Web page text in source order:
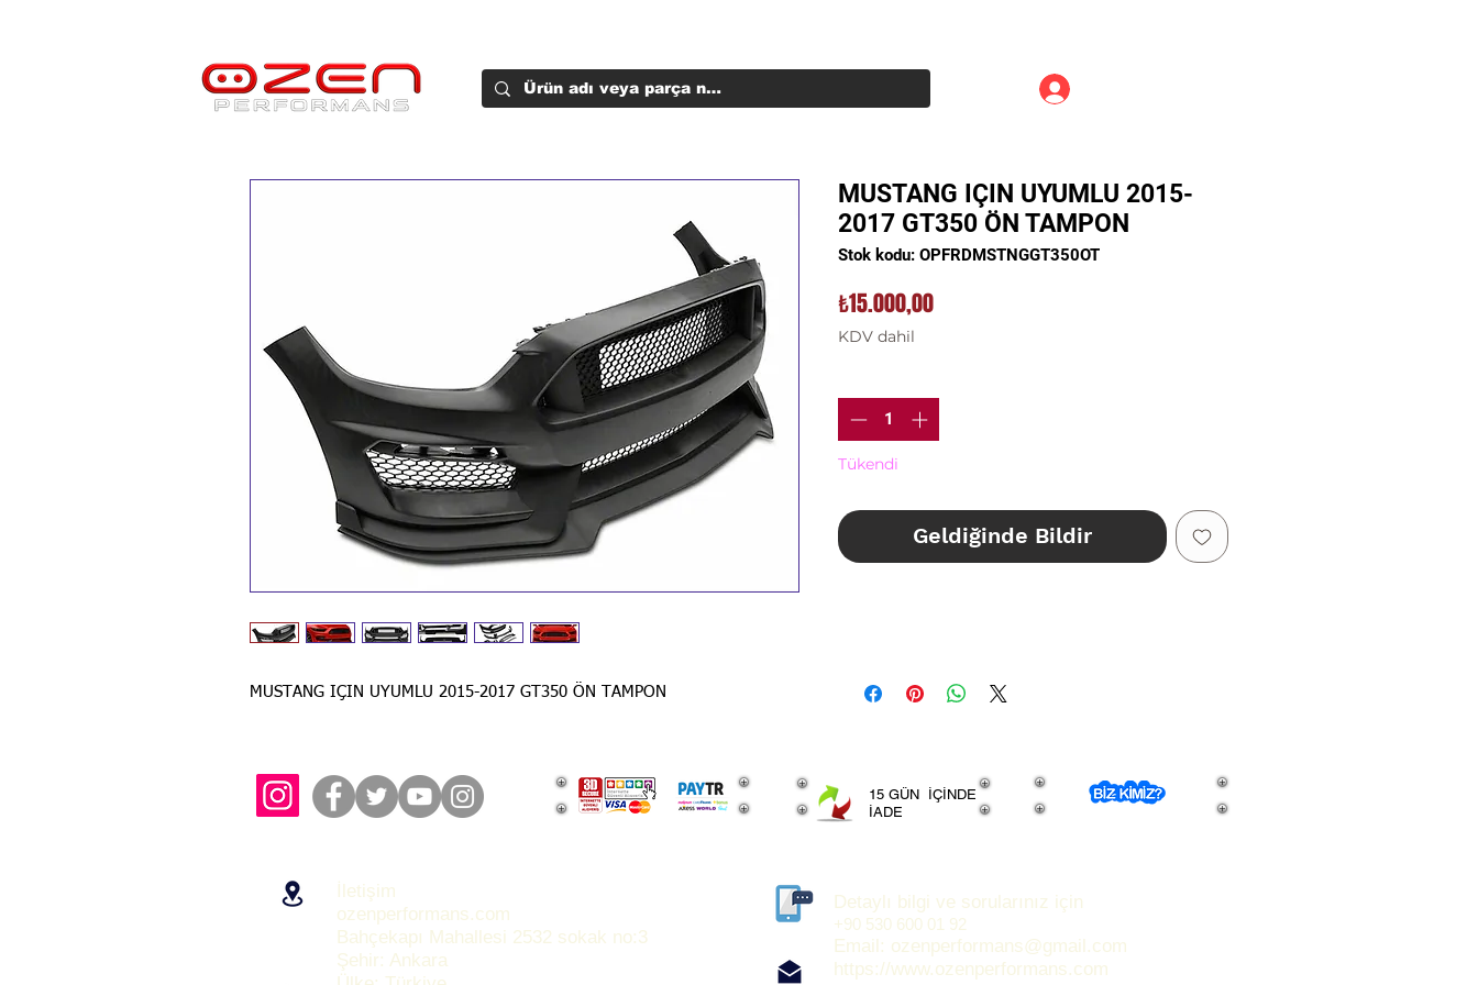
MUSTANG IÇIN UYUMLU 2015-2017 GT350 ÖN TAMPON
MUSTANG IÇIN UYUMLU 2015-
2017 GT350 ÖN TAMPON
Stok kodu: OPFRDMSTNGGT350OT
₺15.000,00Fiyat
KDV dahil
Tükendi
Geldiğinde Bildir
BİLGİSİ İÇİN LÜTFEN SORUNUZ.
İletişim
ozenperformans.com
Bahçekapı Mahallesi 2532 sokak no:3
Şehir: Ankara
15 GÜN İÇİNDE
İADE
Detaylı bilgi ve sorularınız için
+90 530 600 01 92
Email: ozenperformans@gmail.com
https://www.ozenperformans.com